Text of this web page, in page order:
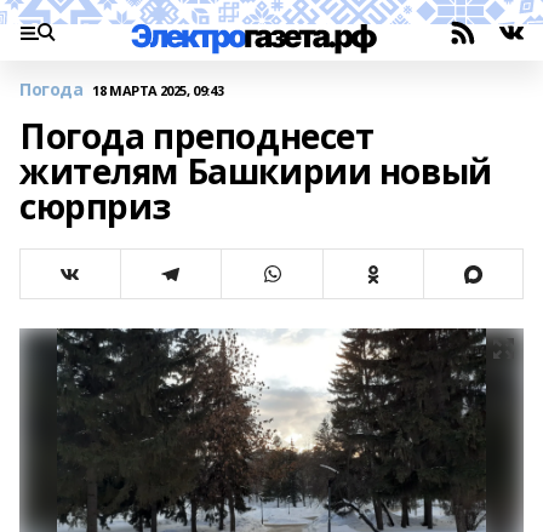
Погода 18 МАРТА 2025, 09:43
Погода преподнесет
жителям Башкирии новый
сюрприз